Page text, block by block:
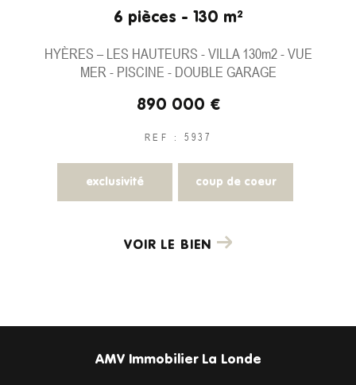
6 pièces - 130 m²
HYÈRES – LES HAUTEURS - VILLA 130m2 - VUE
MER - PISCINE - DOUBLE GARAGE
890 000 €
REF : 5937
exclusivité coup de coeur
VOIR LE BIEN
AMV Immobilier La Londe